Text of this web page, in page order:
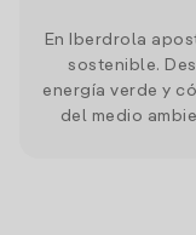
En Iberdrola
sostenible.
energía verde y
del medio